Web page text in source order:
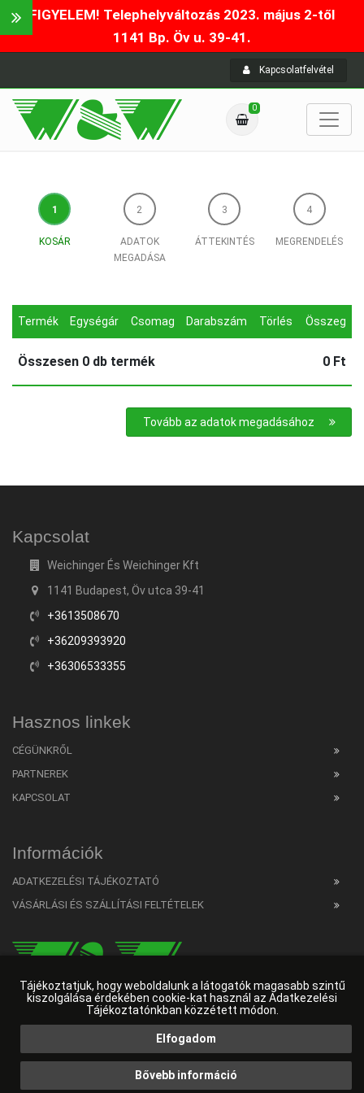
Tájékoztatjuk, hogy weboldalunk a látogatók magasabb szintű
kiszolgálása érdekében cookie-kat használ az Adatkezelési
Tájékoztatónkban közzétett módon.
Elfogadom
Bővebb információ
FIGYELEM! Telephelyváltozás 2023. május 2-től
1141 Bp. Öv u. 39-41.
Kapcsolatfelvétel
0
KOSÁR
ADATOK
MEGADÁSA
ÁTTEKINTÉS MEGRENDELÉS
Termék Egységár Csomag Darabszám Törlés Összeg
Összesen 0 db termék 0 Ft
Tovább az adatok megadásához
Kapcsolat
Weichinger És Weichinger Kft
1141 Budapest, Öv utca 39-41
+3613508670
+36209393920
+36306533355
Hasznos linkek
CÉGÜNKRŐL
PARTNEREK
KAPCSOLAT
Információk
ADATKEZELÉSI TÁJÉKOZTATÓ
VÁSÁRLÁSI ÉS SZÁLLÍTÁSI FELTÉTELEK
Web developerHW Online|Ingyenes SEO elemző|
Weboldalkészítés Budapest